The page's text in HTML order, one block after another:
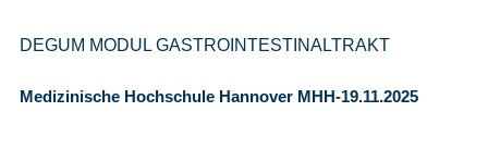
DEGUM MODUL GASTROINTESTINALTRAKT
Medizinische Hochschule Hannover MHH-19.11.2025